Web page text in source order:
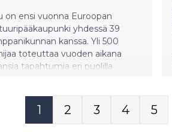
on ensi vuonna Euroopan
yhdessä 39
kanssa. Yli 500
toteuttaa vuoden aikana
tapahtumia eri puolilla
ulkopuolella, ja joulukuussa on
huomioida näitä ainutlaatuisia
1 2 3 4 5